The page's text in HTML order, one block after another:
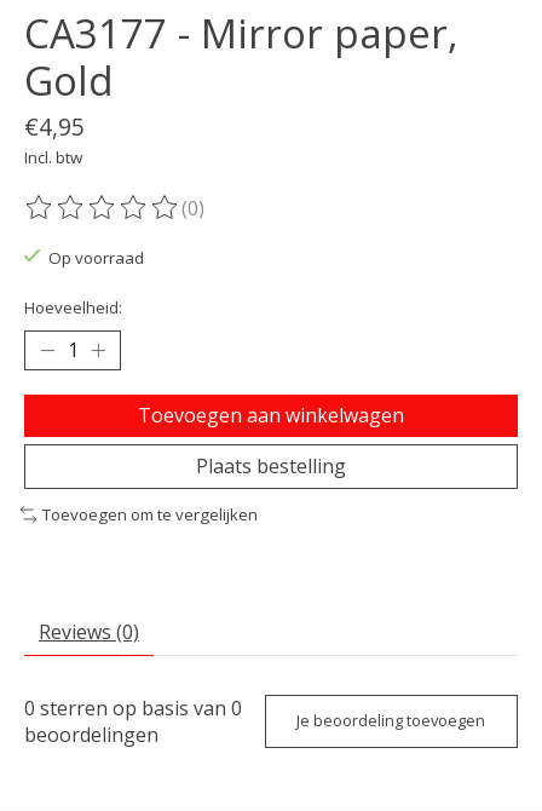
CA3177 - Mirror paper,
Gold
€4,95
Incl. btw
De beoordeling van dit product is
(0)
Op voorraad
Hoeveelheid:
Toevoegen aan winkelwagen
Plaats bestelling
Toevoegen om te vergelijken
Reviews (0)
0 sterren op basis van 0
beoordelingen
Je beoordeling toevoegen